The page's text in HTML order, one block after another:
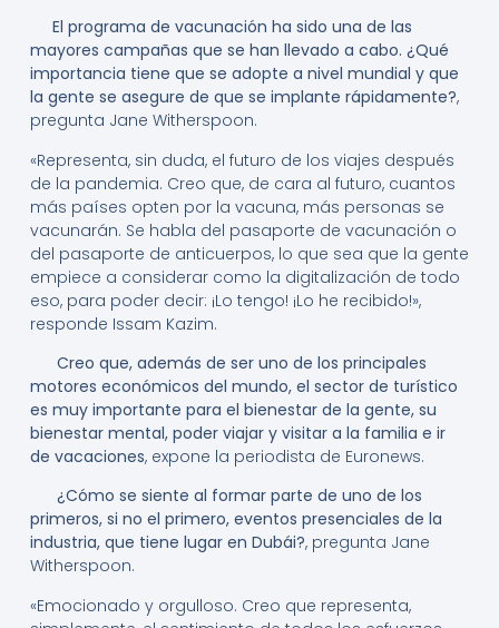
El programa de vacunación ha sido una de las
mayores campañas que se han llevado a cabo. ¿Qué
importancia tiene que se adopte a nivel mundial y que
la gente se asegure de que se implante rápidamente?,
pregunta Jane Witherspoon.
«Representa, sin duda, el futuro de los viajes después
de la pandemia. Creo que, de cara al futuro, cuantos
más países opten por la vacuna, más personas se
vacunarán. Se habla del pasaporte de vacunación o
del pasaporte de anticuerpos, lo que sea que la gente
empiece a considerar como la digitalización de todo
eso, para poder decir: ¡Lo tengo! ¡Lo he recibido!»,
responde Issam Kazim.
Creo que, además de ser uno de los principales
motores económicos del mundo, el sector de turístico
es muy importante para el bienestar de la gente, su
bienestar mental, poder viajar y visitar a la familia e ir
de vacaciones, expone la periodista de Euronews.
¿Cómo se siente al formar parte de uno de los
primeros, si no el primero, eventos presenciales de la
industria, que tiene lugar en Dubái?, pregunta Jane
Witherspoon.
«Emocionado y orgulloso. Creo que representa,